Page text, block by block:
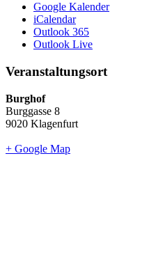
Google Kalender
iCalendar
Outlook 365
Outlook Live
Veranstaltungsort
Burghof
Burggasse 8
9020 Klagenfurt
+ Google Map